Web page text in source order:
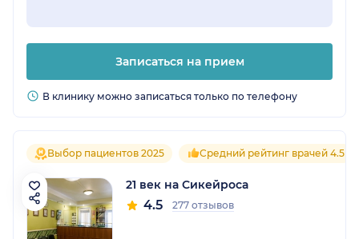
Записаться на прием
В клинику можно записаться только по телефону
Выбор пациентов 2025 Средний рейтинг врачей 4.5
21 век на Сикейроса
4.5 277 отзывов